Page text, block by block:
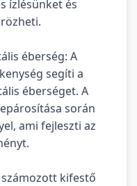
ízlésünket és
éberség: A
segíti a
éberséget. A
során
ami fejleszti az
kifestő